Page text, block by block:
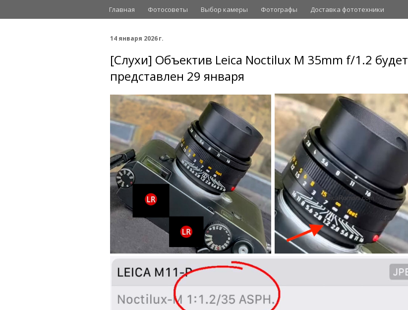
Главная Фотосоветы Выбор камеры Фотографы Доставка фототехники
14 января 2026 г.
[Слухи] Объектив Leica Noctilux M 35mm f/1.2 будет
представлен 29 января